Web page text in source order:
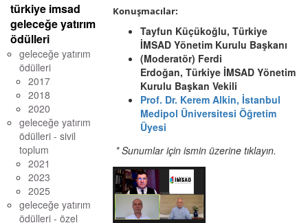
türkiye imsad
geleceğe yatırım
ödülleri
geleceğe yatırım
ödülleri
2017
2018
2020
geleceğe yatırım
ödülleri - sivil
toplum
2021
2023
2025
geleceğe yatırım
ödülleri - özel
Konuşmacılar:
Tayfun Küçükoğlu, Türkiye
İMSAD Yönetim Kurulu Başkanı
(Moderatör) Ferdi
Erdoğan, Türkiye İMSAD Yönetim
Kurulu Başkan Vekili
Prof. Dr. Kerem Alkin, İstanbul
Medipol Üniversitesi Öğretim
Üyesi
* Sunumlar için ismin üzerine tıklayın.